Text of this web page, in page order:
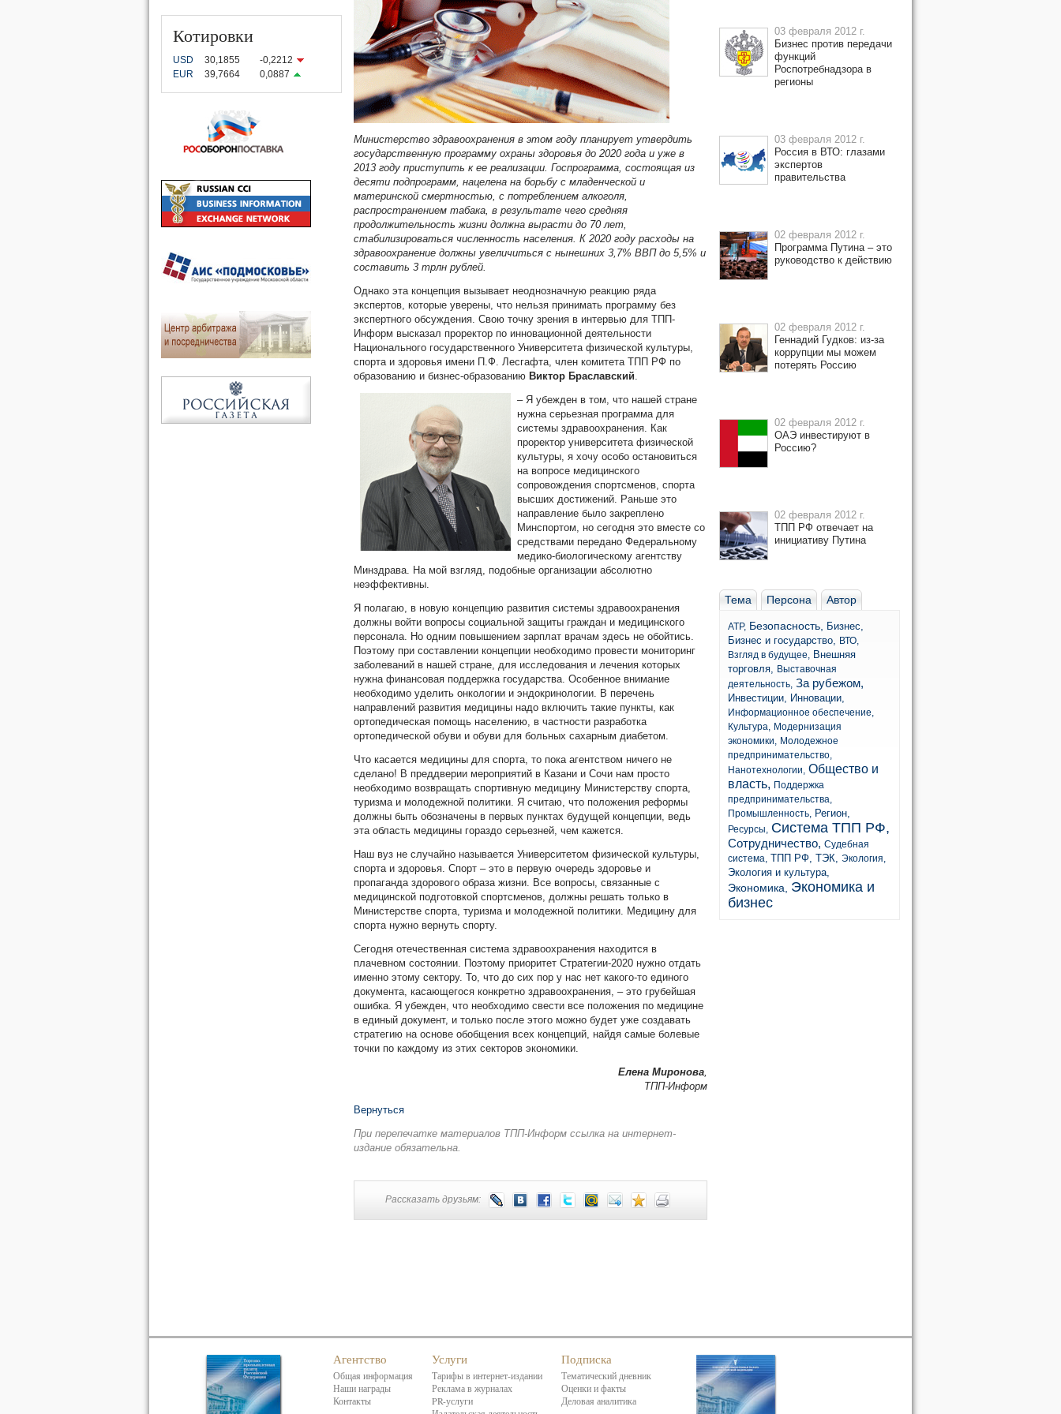
Котировки
USD 30,1855
-0,2212
EUR
39,7664 0,0887
Министерство здравоохранения в этом году планирует утвердить
государственную программу охраны здоровья до 2020 года и уже в
2013 году приступить к ее реализации. Госпрограмма, состоящая из
десяти подпрограмм, нацелена на борьбу с младенческой и
материнской смертностью, с потреблением алкоголя,
распространением табака, в результате чего средняя
продолжительность жизни должна вырасти до 70 лет,
стабилизироваться численность населения. К 2020 году расходы на
здравоохранение должны увеличиться с нынешних 3,7% ВВП до 5,5% и
составить 3 трлн рублей.
Однако эта концепция вызывает неоднозначную реакцию ряда
экспертов, которые уверены, что нельзя принимать программу без
экспертного обсуждения. Свою точку зрения в интервью для ТПП-
Информ высказал проректор по инновационной деятельности
Национального государственного Университета физической культуры,
спорта и здоровья имени П.Ф. Лесгафта, член комитета ТПП РФ по
образованию и бизнес-образованию Виктор Браславский.
– Я убежден в том, что нашей стране
нужна серьезная программа для
системы здравоохранения. Как
проректор университета физической
культуры, я хочу особо остановиться
на вопросе медицинского
сопровождения спортсменов, спорта
высших достижений. Раньше это
направление было закреплено
Минспортом, но сегодня это вместе со
средствами передано Федеральному
медико-биологическому агентству
Минздрава. На мой взгляд, подобные организации абсолютно
неэффективны.
Я полагаю, в новую концепцию развития системы здравоохранения
должны войти вопросы социальной защиты граждан и медицинского
персонала. Но одним повышением зарплат врачам здесь не обойтись.
Поэтому при составлении концепции необходимо провести мониторинг
заболеваний в нашей стране, для исследования и лечения которых
нужна финансовая поддержка государства. Особенное внимание
необходимо уделить онкологии и эндокринологии. В перечень
направлений развития медицины надо включить такие пункты, как
ортопедическая помощь населению, в частности разработка
ортопедической обуви и обуви для больных сахарным диабетом.
Что касается медицины для спорта, то пока агентством ничего не
сделано! В преддверии мероприятий в Казани и Сочи нам просто
необходимо возвращать спортивную медицину Министерству спорта,
туризма и молодежной политики. Я считаю, что положения реформы
должны быть обозначены в первых пунктах будущей концепции, ведь
эта область медицины гораздо серьезней, чем кажется.
Наш вуз не случайно называется Университетом физической культуры,
спорта и здоровья. Спорт – это в первую очередь здоровье и
пропаганда здорового образа жизни. Все вопросы, связанные с
медицинской подготовкой спортсменов, должны решать только в
Министерстве спорта, туризма и молодежной политики. Медицину для
спорта нужно вернуть спорту.
Сегодня отечественная система здравоохранения находится в
плачевном состоянии. Поэтому приоритет Стратегии-2020 нужно отдать
именно этому сектору. То, что до сих пор у нас нет какого-то единого
документа, касающегося конкретно здравоохранения, – это грубейшая
ошибка. Я убежден, что необходимо свести все положения по медицине
в единый документ, и только после этого можно будет уже создавать
стратегию на основе обобщения всех концепций, найдя самые болевые
точки по каждому из этих секторов экономики.
Елена Миронова,
ТПП-Информ
Вернуться
При перепечатке материалов ТПП-Информ ссылка на интернет-
издание обязательна.
Рассказать друзьям:
03 февраля 2012 г.
Бизнес против передачи
функций
Роспотребнадзора в
регионы
03 февраля 2012 г.
Россия в ВТО: глазами
экспертов
правительства
02 февраля 2012 г.
Программа Путина – это
руководство к действию
02 февраля 2012 г.
Геннадий Гудков: из-за
коррупции мы можем
потерять Россию
02 февраля 2012 г.
ОАЭ инвестируют в
Россию?
02 февраля 2012 г.
ТПП РФ отвечает на
инициативу Путина
Тема Персона Автор
АТР, Безопасность,
Бизнес,
Бизнес и государство, ВТО,
Взгляд в будущее, Внешняя
торговля, Выставочная
деятельность, За рубежом,
Инвестиции, Инновации,
Информационное обеспечение,
Культура, Модернизация
экономики, Молодежное
предпринимательство,
Нанотехнологии, Общество и
власть, Поддержка
предпринимательства,
Промышленность, Регион,
Ресурсы, Система ТПП РФ,
Сотрудничество, Судебная
система, ТПП РФ, ТЭК, Экология,
Экология и культура,
Экономика,
Экономика и
бизнес
Агентство
Общая информация
Наши награды
Контакты
Услуги
Тарифы в интернет-издании
Реклама в журналах
PR-услуги
Подписка
Тематический дневник
Оценки и факты
Деловая аналитика